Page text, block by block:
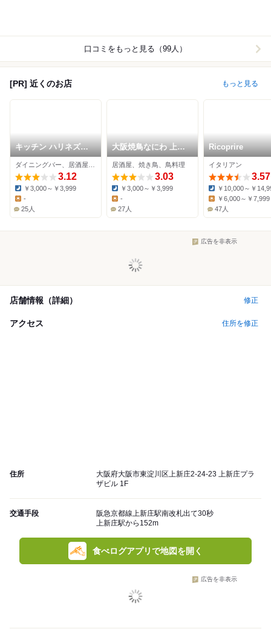
口コミをもっと見る（99人）
[PR] 近くのお店 もっと見る
キッチン ハリネズミ
上新庄店
3.12
Dinner:
￥3,000～￥3,999
Lunch:
-
25人
大阪焼鳥なにわ 上新
庄店
居酒屋、焼き鳥、鳥料理
3.03
Dinner:
￥3,000～￥3,999
Lunch:
-
27人
Ricoprire
イタリアン
3.57
Dinner:
￥10,000～￥
Lunch:
￥6,000～￥7,999
47人
広告を非表示
店舗情報（詳細） 修正
アクセス 住所を修正
住所
大阪府大阪市東淀川区上新庄2-24-23 上新庄プラ
ザビル 1F
交通手段
阪急京都線上新庄駅南改札出て30秒
上新庄駅から152m
食べログアプリで地図を開く
広告を非表示